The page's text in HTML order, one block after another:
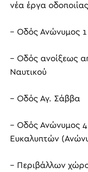
νέα έργα
– Οδός Ανώνυμος 1
– Οδός ανοίξεως
Ναυτικού
– Οδός Αγ. Σάββα
– Οδός Ανώνυμος
Ευκαλυπτών
– Περιβάλλων